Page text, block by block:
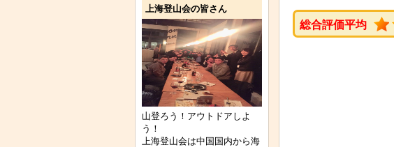
上海登山会の皆さん
山登ろう！アウトドアしよ
う！
上海登山会は中国国内から海
総合評価平均